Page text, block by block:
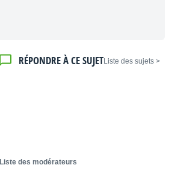
< Liste des sujets
RÉPONDRE À CE SUJET
Liste des modérateurs